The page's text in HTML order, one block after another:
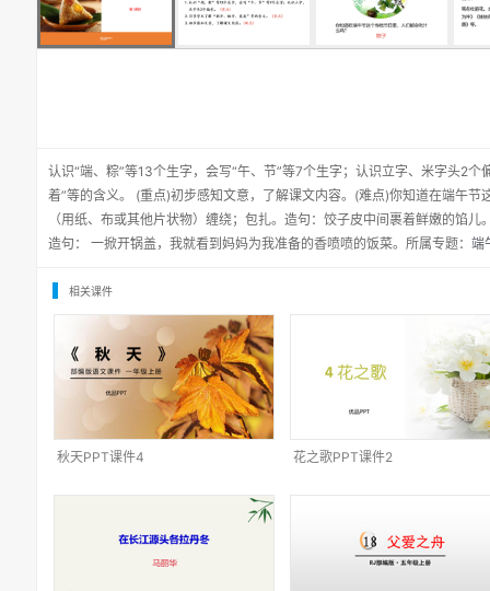
认识“端、粽”等13个生字，会写“午、节”等7个生字；认识立字、米字头2
着”等的含义。 (重点)初步感知文意，了解课文内容。(难点)你知道在端午
（用纸、布或其他片状物）缠绕；包扎。造句：饺子皮中间裹着鲜嫩的馅
造句： 一掀开锅盖，我就看到妈妈为我准备的香喷喷的饭菜。所属专题： 端
相关课件
秋天PPT课件4 花之歌PPT课件2